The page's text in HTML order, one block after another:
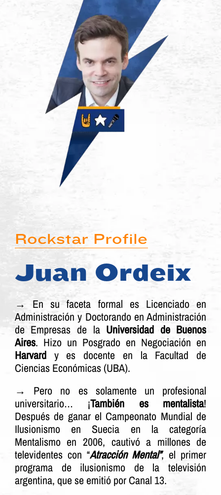
Rockstar Profile
Juan Ordeix
→ En su faceta formal es Licenciado en
Administración y Doctorando en Administración
de Empresas de la Universidad de Buenos
Aires. Hizo un Posgrado en Negociación en
Harvard y es docente en la Facultad de
Ciencias Económicas (UBA).
→ Pero no es solamente un profesional
universitario… ¡También es mentalista!
Después de ganar el Campeonato Mundial de
Ilusionismo en Suecia en la categoría
Mentalismo en 2006, cautivó a millones de
televidentes con “Atracción Mental”, el primer
programa de ilusionismo de la televisión
argentina, que se emitió por Canal 13.